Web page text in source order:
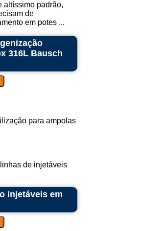
altíssimo padrão,
de
em potes ...
316L Bausch
para ampolas
de injetáveis
injetáveis em